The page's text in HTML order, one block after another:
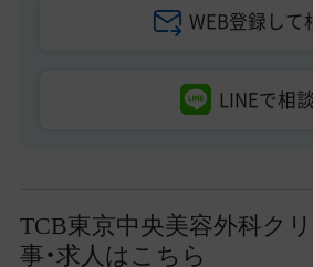
WEB登録して
LINEで相談
TCB東京中央美容外科ク
事・求人はこちら